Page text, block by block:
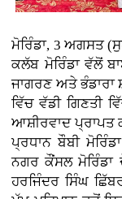
ਮੋਰਿੰਡਾ, 3 ਅਗਸਤ
ਕਲੱਬ ਮੋਰਿੰਡਾ ਵੱਲੋਂ
ਜਾਗਰਣ ਅਤੇ
ਵਿੱਚ ਵੱਡੀ ਗਿਣਤੀ
ਆਸ਼ੀਰਵਾਦ ਪ੍ਰਾਪਤ
ਪ੍ਰਧਾਨ ਬੌਬੀ
ਨਗਰ ਕੌਂਸਲ ਮੋਰਿੰਡਾ
ਹਰਜਿੰਦਰ ਸਿੰਘ